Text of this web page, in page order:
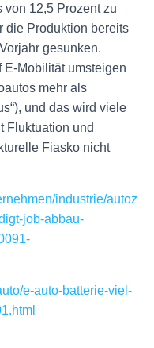
von 12,5 Prozent zu
die Produktion bereits
gesunken.
E-Mobilität umsteigen
mehr als
und das wird viele
Fluktuation und
Fiasko nicht
industrie/autoz
job-abbau-
e-auto-batterie-viel-